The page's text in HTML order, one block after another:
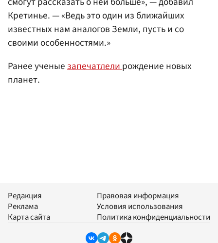
Кретинье. — «Ведь это один из ближайших
известных нам аналогов Земли, пусть и со
своими особенностями.»
Ранее ученыезапечатлелирождение новых
планет.
Редакция
Реклама
Карта сайта
Правовая информация
Условия использования
Политика конфиденциальности